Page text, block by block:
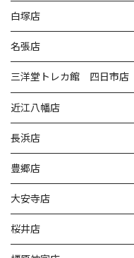
白塚店
名張店
三洋堂トレカ館 四日市店
近江八幡店
長浜店
豊郷店
大安寺店
桜井店